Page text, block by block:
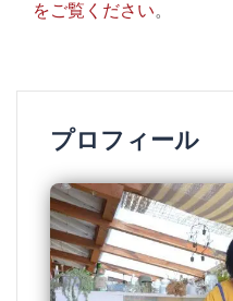
をご覧ください。
プロフィール